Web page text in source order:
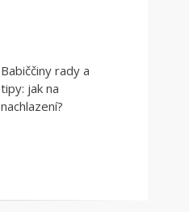
Babiččiny rady a
tipy: jak na
nachlazení?